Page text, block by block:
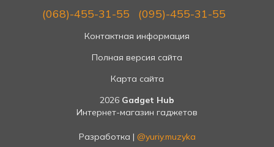
(068)-455-31-55 (095)-455-31-55
Контактная информация
Полная версия сайта
Карта сайта
2026 Gadget Hub
Интернет-магазин гаджетов
Разработка | @yuriy.muzyka